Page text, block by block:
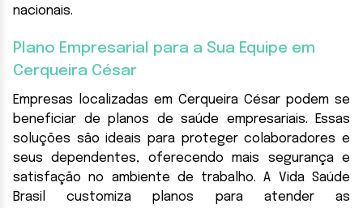
nacionais.
Plano Empresarial para a Sua Equipe em
Cerqueira César
Empresas localizadas em Cerqueira César podem se
beneficiar de planos de saúde empresariais. Essas
soluções são ideais para proteger colaboradores e
seus dependentes, oferecendo mais segurança e
satisfação no ambiente de trabalho. A Vida Saúde
Brasil customiza planos para atender as